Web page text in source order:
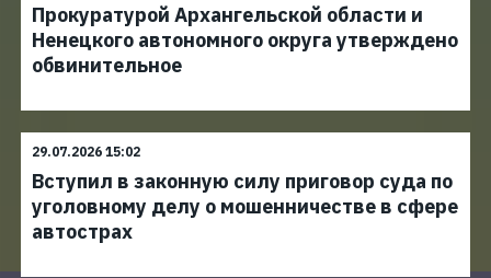
Прокуратурой Архангельской области и
Ненецкого автономного округа утверждено
обвинительное
29.07.2026 15:02
Вступил в законную силу приговор суда по
уголовному делу о мошенничестве в сфере
автострах